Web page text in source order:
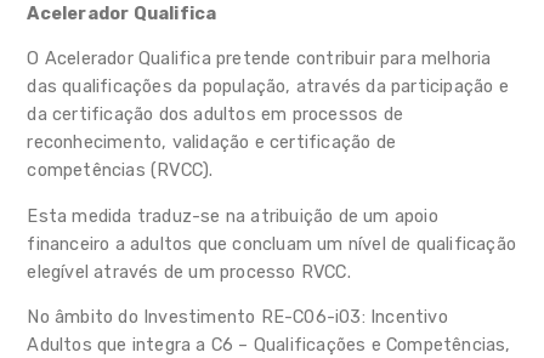
Acelerador Qualifica
O Acelerador Qualifica pretende contribuir para melhoria
das qualificações da população, através da participação e
da certificação dos adultos em processos de
reconhecimento, validação e certificação de
competências (RVCC).
Esta medida traduz-se na atribuição de um apoio
financeiro a adultos que concluam um nível de qualificação
elegível através de um processo RVCC.
No âmbito do Investimento RE-C06-i03: Incentivo
Adultos que integra a C6 – Qualificações e Competências,